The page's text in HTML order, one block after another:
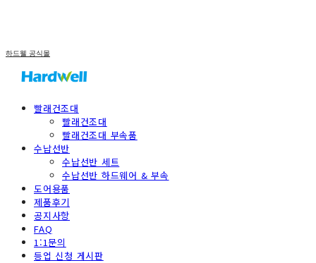
하드웰 공식몰
빨래건조대
빨래건조대
빨래건조대 부속품
수납선반
수납선반 세트
수납선반 하드웨어 & 부속
도어용품
제품후기
공지사항
FAQ
1:1문의
등업 신청 게시판